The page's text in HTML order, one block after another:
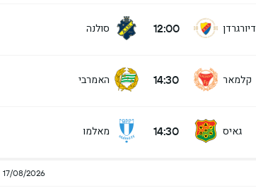
דיורגרדן 12:00 סולנה
קלמאר 14:30 האמרבי
גאיס 14:30 מאלמו
17/08/2026